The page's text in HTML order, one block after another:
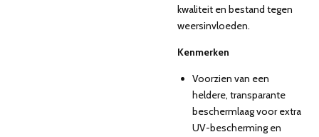
kwaliteit en bestand tegen
weersinvloeden.
Kenmerken
Voorzien van een
heldere, transparante
beschermlaag voor extra
UV-bescherming en